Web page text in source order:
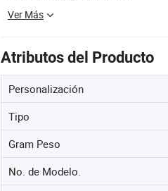
Ver Más
Atributos del Producto
Personalización
Tipo
Gram Peso
No. de Modelo.